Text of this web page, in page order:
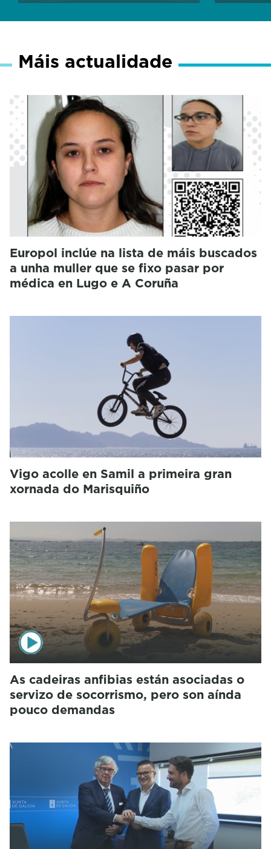
Máis actualidade
Europol inclúe na lista de máis buscados
a unha muller que se fixo pasar por
médica en Lugo e A Coruña
Vigo acolle en Samil a primeira gran
xornada do Marisquiño
As cadeiras anfibias están asociadas o
servizo de socorrismo, pero son aínda
pouco demandas